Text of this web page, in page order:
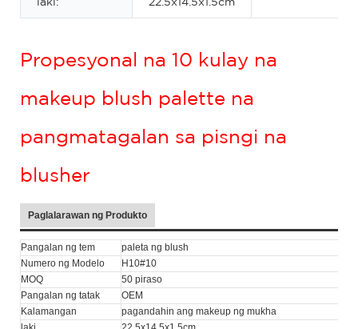
laki: 22.5x14.5x1.5cm
Propesyonal na 10 kulay na
makeup blush palette na
pangmatagalan sa pisngi na
blusher
Paglalarawan ng Produkto
Pangalan ng tem
paleta ng blush
Numero ng Modelo
H10#10
MOQ
50 piraso
Pangalan ng tatak
OEM
Kalamangan
pagandahin ang makeup ng mukha